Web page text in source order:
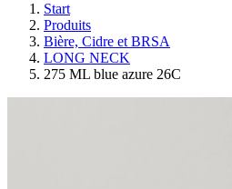
Start
Produits
Bière, Cidre et BRSA
LONG NECK
275 ML blue azure 26C